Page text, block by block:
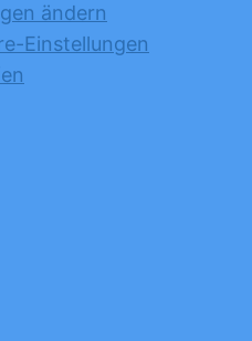
ändern
Einstellungen